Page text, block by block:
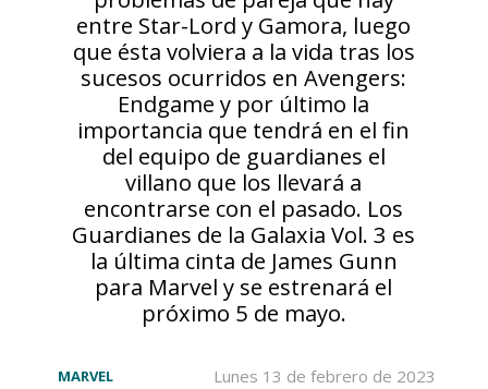
entre Star-Lord y Gamora, luego
que ésta volviera a la vida tras los
sucesos ocurridos en Avengers:
Endgame y por último la
importancia que tendrá en el fin
del equipo de guardianes el
villano que los llevará a
encontrarse con el pasado. Los
Guardianes de la Galaxia Vol. 3 es
la última cinta de James Gunn
para Marvel y se estrenará el
próximo 5 de mayo.
Lunes 13 de febrero de 2023
MARVEL